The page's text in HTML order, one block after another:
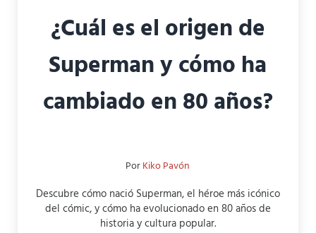
¿Cuál es el origen de
Superman y cómo ha
cambiado en 80 años?
PorKiko Pavón
Descubre cómo nació Superman, el héroe más icónico
del cómic, y cómo ha evolucionado en 80 años de
historia y cultura popular.